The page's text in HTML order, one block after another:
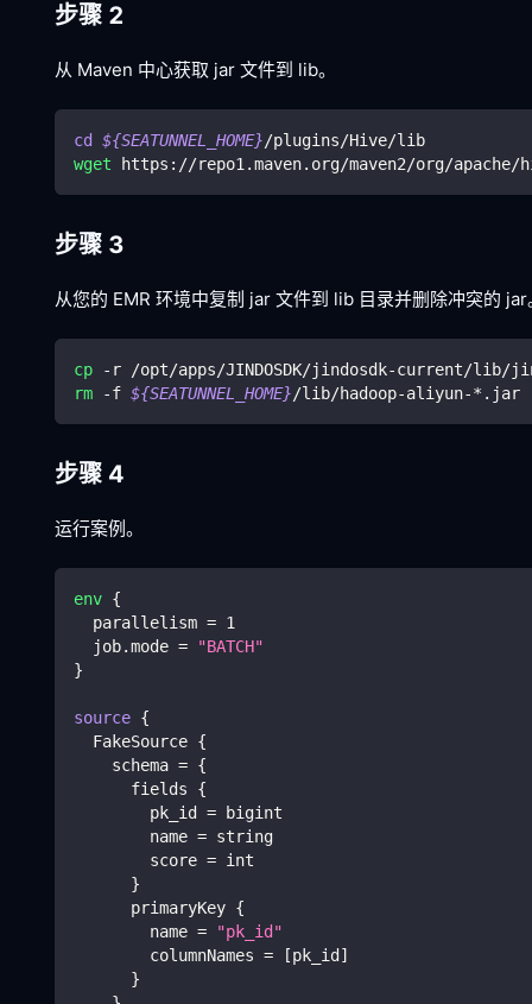
步骤 2
从 Maven 中心获取 jar 文件到 lib。
cd ${SEATUNNEL_HOME}/plugins/Hive/lib
wget https://repo1.maven.org/maven2/org/
步骤 3
从您的 EMR 环境中复制 jar 文件到 lib 目录并删除冲突的 jar
cp -r /opt/apps/JINDOSDK/jindosdk-current/
rm -f ${SEATUNNEL_HOME}/lib/hadoop-aliyun-*.jar
步骤 4
运行案例。
env {
  parallelism
= 1
  job.mode
=
"BATCH"
}
source {
  FakeSource
{
    schema
= {
      fields
{
        pk_id
= bigint
        name
= string
        score
= int
}
      primaryKey
{
        name
=
"pk_id"
        columnNames
= [pk_id ]
}